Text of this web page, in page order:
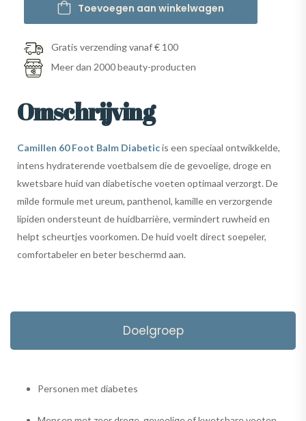
Toevoegen aan winkelwagen
Gratis verzending vanaf € 100
Meer dan 2000 beauty-producten
Omschrijving
Camillen 60 Foot Balm Diabeticis een speciaal ontwikkelde,
intens hydraterende voetbalsem die de gevoelige, droge en
kwetsbare huid van diabetische voeten optimaal verzorgt. De
milde formule met ureum, panthenol, kamille en verzorgende
lipiden ondersteunt de huidbarrière, vermindert ruwheid en
helpt scheurtjes voorkomen. De huid voelt direct soepeler,
comfortabeler en beter beschermd aan.
Doelgroep
Personen met diabetes